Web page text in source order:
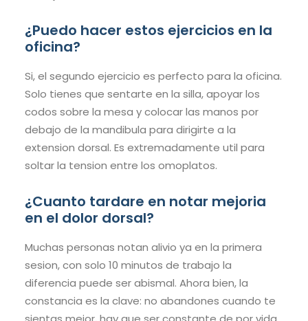
¿Puedo hacer estos ejercicios en la
oficina?
Si, el segundo ejercicio es perfecto para la oficina.
Solo tienes que sentarte en la silla, apoyar los
codos sobre la mesa y colocar las manos por
debajo de la mandibula para dirigirte a la
extension dorsal. Es extremadamente util para
soltar la tension entre los omoplatos.
¿Cuanto tardare en notar mejoria
en el dolor dorsal?
Muchas personas notan alivio ya en la primera
sesion, con solo 10 minutos de trabajo la
diferencia puede ser abismal. Ahora bien, la
constancia es la clave: no abandones cuando te